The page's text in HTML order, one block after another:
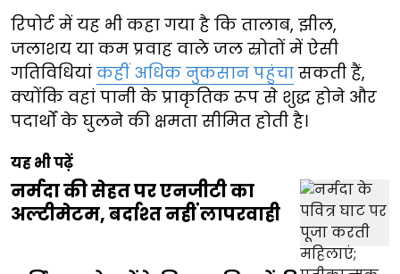
रिपोर्ट में यह भी कहा गया है कि तालाब, झील,
जलाशय या कम प्रवाह वाले जल स्रोतों में ऐसी
गतिविधियां कहीं अधिक नुकसान पहुंचा सकती हैं,
क्योंकि वहां पानी के प्राकृतिक रूप से शुद्ध होने और
पदार्थों के घुलने की क्षमता सीमित होती है।
यह भी पढ़ें
नर्मदा की सेहत पर एनजीटी का
अल्टीमेटम, बर्दाश्त नहीं लापरवाही